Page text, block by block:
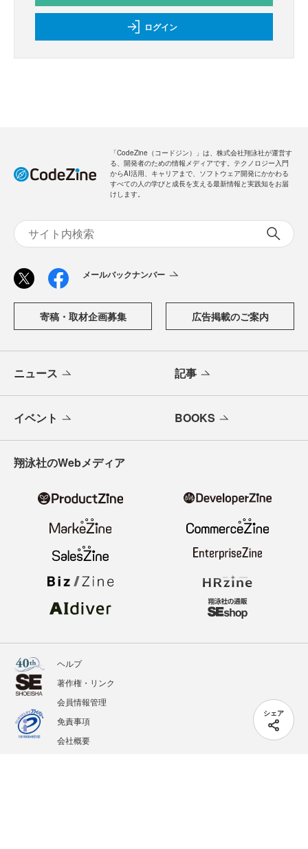
シェア
ログイン
「CodeZine（コードジン）」は、株式会社翔泳社が運営す
る、開発者のための情報メディアです。テクノロジー入門
からAI活用、キャリアまで、ソフトウェア開発にかかわる
すべての人の学びと成長を支える最新情報と実践知をお届
けします。
メールバックナンバー
寄稿・取材企画募集 広告掲載のご案内
ニュース 記事
イベント BOOKS
翔泳社のWebメディア
ヘルプ
著作権・リンク
会員情報管理
免責事項
会社概要